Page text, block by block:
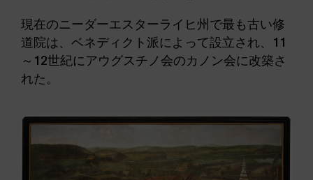
現在のニーダーエスターライヒ州で最も古い修
道院は、ベネディクト派によって設立され、11
～12世紀にアウグスチノ会のカノン会に改築さ
れた。